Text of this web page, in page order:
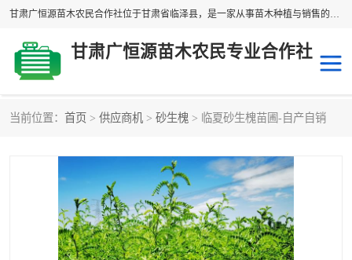
甘肃广恒源苗木农民合作社位于甘肃省临泽县，是一家从事苗木种植与销售的农民合作组织，合作社拥有苗木基地1500多亩，种植苗木品种40多个，年产各类苗木2000多万株。主营：白刺苗、红柳苗、梭梭苗等，我们以“种植一流的苗子，诚信经营”的经营理念，竭诚为每一位客户做优质的服务，欢迎来电咨询！
甘肃广恒源苗木农民专业合作社
当前位置： 首页 > 供应商机 > 砂生槐 > 临夏砂生槐苗圃-自产自销
圆冠榆 柠条
白刺苗
沙枣树 红柳苗